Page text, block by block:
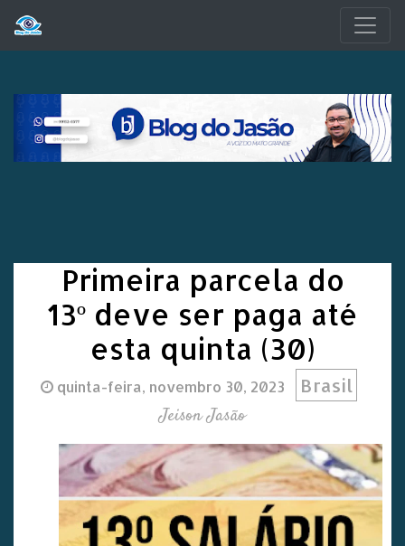
Primeira parcela do
13º deve ser paga até
esta quinta (30)
quinta-feira, novembro 30, 2023 Brasil
Jeison Jasão